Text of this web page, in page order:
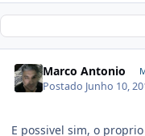
Marco Antonio
Postado Junho 10,
E possivel sim, o